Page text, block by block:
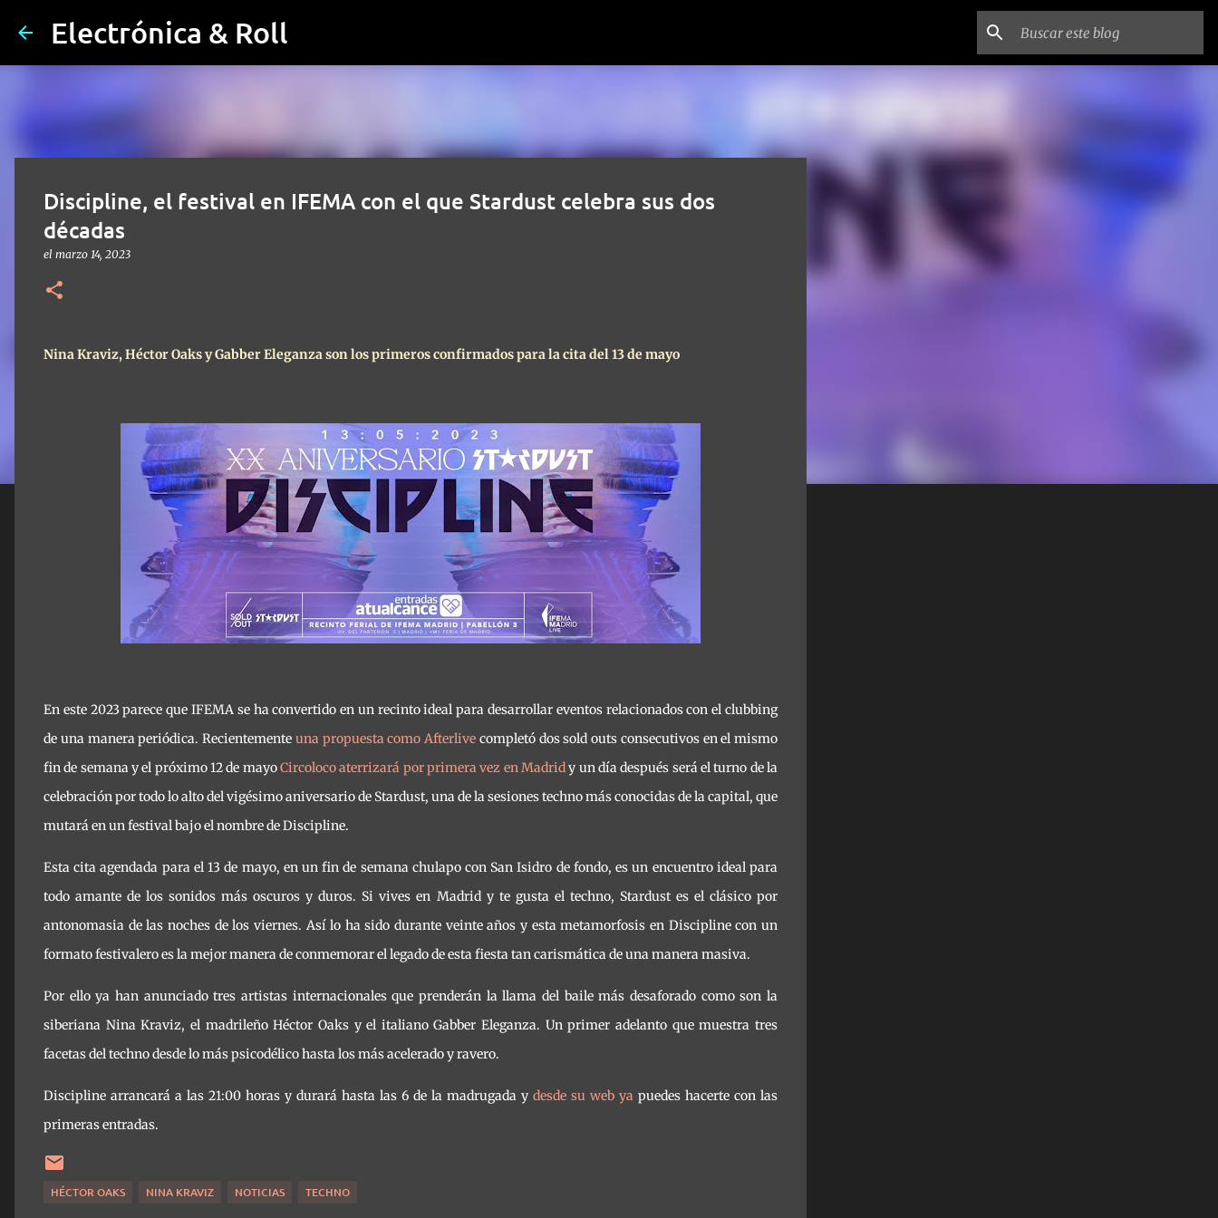
Electrónica & Roll
Discipline, el festival en IFEMA con el que Stardust celebra sus dos
décadas
el marzo 14, 2023
Nina Kraviz, Héctor Oaks y Gabber Eleganza son los primeros confirmados para la cita del 13 de mayo
En este 2023 parece que IFEMA se ha convertido en un recinto ideal para desarrollar eventos relacionados con el clubbing
de una manera periódica. Recientemente una propuesta como Afterlive completó dos sold outs consecutivos en el mismo
fin de semana y el próximo 12 de mayoCircoloco aterrizará por primera vez en Madridy un día después será el turno de la
celebración por todo lo alto del vigésimo aniversario de Stardust, una de la sesiones techno más conocidas de la capital, que
mutará en un festival bajo el nombre de Discipline.
Esta cita agendada para el 13 de mayo, en un fin de semana chulapo con San Isidro de fondo, es un encuentro ideal para
todo amante de los sonidos más oscuros y duros. Si vives en Madrid y te gusta el techno, Stardust es el clásico por
antonomasia de las noches de los viernes. Así lo ha sido durante veinte años y esta metamorfosis en Discipline con un
formato festivalero es la mejor manera de conmemorar el legado de esta fiesta tan carismática de una manera masiva.
Por ello ya han anunciado tres artistas internacionales que prenderán la llama del baile más desaforado como son la
siberiana Nina Kraviz, el madrileño Héctor Oaks y el italiano Gabber Eleganza. Un primer adelanto que muestra tres
facetas del techno desde lo más psicodélico hasta los más acelerado y ravero.
Discipline arrancará a las 21:00 horas y durará hasta las 6 de la madrugada y desde su web ya puedes hacerte con las
primeras entradas.
HÉCTOR OAKS NINA KRAVIZ NOTICIAS TECHNO